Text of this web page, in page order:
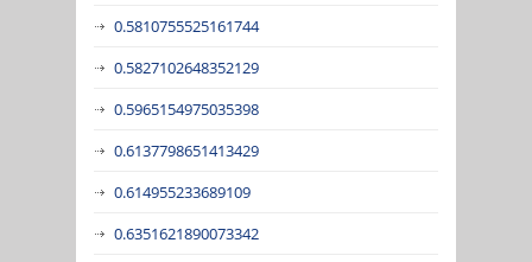
0.5810755525161744
0.5827102648352129
0.5965154975035398
0.6137798651413429
0.614955233689109
0.6351621890073342